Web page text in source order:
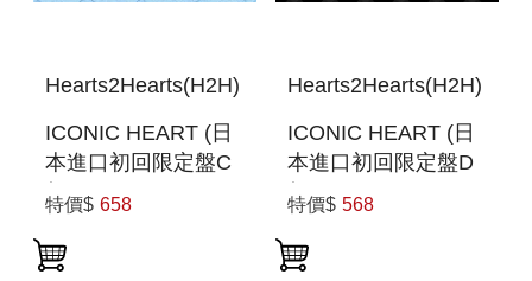
Hearts2Hearts(H2H)
ICONIC HEART (日
本進口初回限定盤C
盤)
特價$ 658
Hearts2Hearts(H2H)
ICONIC HEART (日
本進口初回限定盤D
盤)
特價$ 568